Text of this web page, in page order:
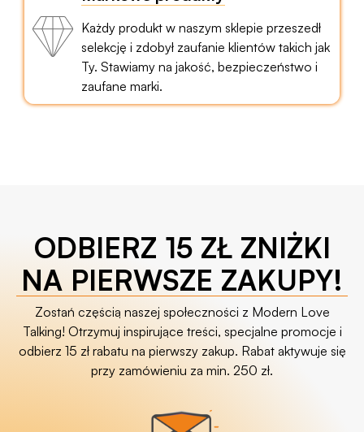
Każdy produkt w naszym sklepie przeszedł
selekcję i zdobył zaufanie klientów takich jak
Ty. Stawiamy na jakość, bezpieczeństwo i
zaufane marki.
ODBIERZ 15 ZŁ ZNIŻKI
NA PIERWSZE ZAKUPY!
Zostań częścią naszej społeczności z Modern Love
Talking! Otrzymuj inspirujące treści, specjalne promocje i
odbierz 15 zł rabatu na pierwszy zakup. Rabat aktywuje się
przy zamówieniu za min. 250 zł.